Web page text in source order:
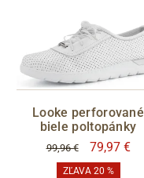
G
BARVY
béžová
vínová
Looke perforované
biele poltopánky
99,96 € 79,97 €
ZĽAVA 20 %